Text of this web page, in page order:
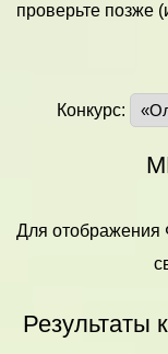
проверьте позже
Конкурс:
Для отображения
Результаты